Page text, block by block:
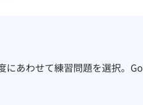
あわせて練習問題を選択。 Go